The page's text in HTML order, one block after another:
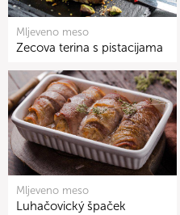
Mljeveno meso
Zecova terina s pistacijama
Mljeveno meso
Luhačovický špaček